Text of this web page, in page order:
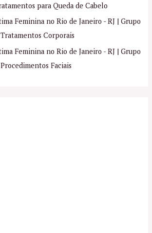
para Queda de Cabelo
Feminina no Rio de Janeiro - RJ | Grupo
Tratamentos Corporais
Feminina no Rio de Janeiro - RJ | Grupo
Procedimentos Faciais